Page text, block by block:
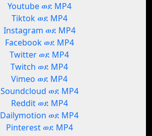
Youtube ወደ MP4
Tiktok ወደ MP4
Instagram ወደ MP4
Facebook ወደ MP4
Twitter ወደ MP4
Twitch ወደ MP4
Vimeo ወደ MP4
Soundcloud ወደ MP4
Reddit ወደ MP4
Dailymotion ወደ MP4
Pinterest ወደ MP4